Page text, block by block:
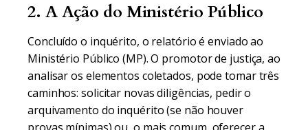
2. A Ação do Ministério Público
Concluído o inquérito, o relatório é enviado ao
Ministério Público (MP). O promotor de justiça, ao
analisar os elementos coletados, pode tomar três
caminhos: solicitar novas diligências, pedir o
arquivamento do inquérito (se não houver